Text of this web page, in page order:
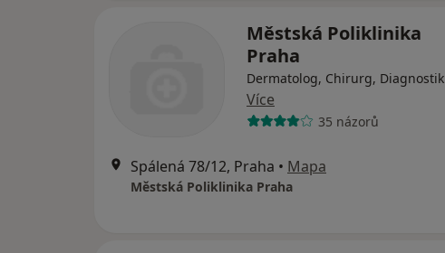
Městská Poliklinika
Praha
Dermatolog, Chirurg, Diagnostik
Více
35 názorů
Spálená 78/12, Praha • Mapa
Městská Poliklinika Praha